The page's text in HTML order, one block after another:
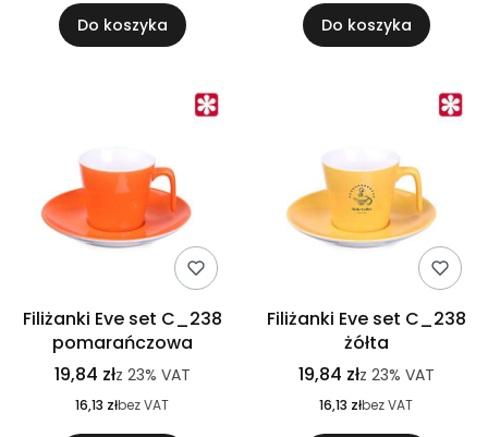
Do koszyka Do koszyka
Filiżanki Eve set C_238
pomarańczowa
19,84 złz 23% VAT
16,13 złbez VAT
Filiżanki Eve set C_238
żółta
19,84 złz 23% VAT
16,13 złbez VAT